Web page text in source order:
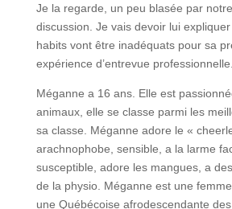
Je la regarde, un peu blasée par
discussion. Je vais devoir lui
habits vont être inadéquats pour sa
expérience d’entrevue professionnelle.
Méganne a 16 ans. Elle est
animaux, elle se classe parmi les
sa classe. Méganne adore le «
arachnophobe, sensible, a la larme
susceptible, adore les mangues, a
de la physio. Méganne est une
une Québécoise afrodescendante